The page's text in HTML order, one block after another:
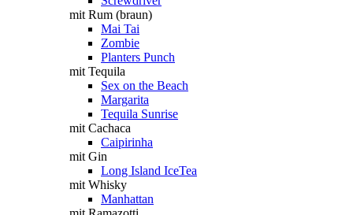
mit Rum (braun)
Mai Tai
Zombie
Planters Punch
mit Tequila
Sex on the Beach
Margarita
Tequila Sunrise
mit Cachaca
Caipirinha
mit Gin
Long Island IceTea
mit Whisky
Manhattan